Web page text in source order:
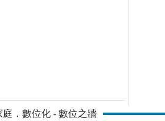
庭．數位化 - 數位之牆